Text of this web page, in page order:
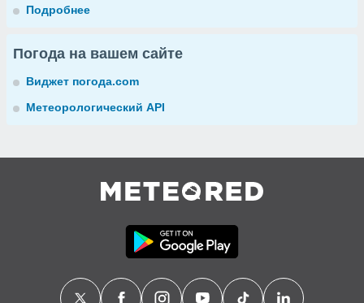
Подробнее
Погода на вашем сайте
Виджет погода.com
Метеорологический API